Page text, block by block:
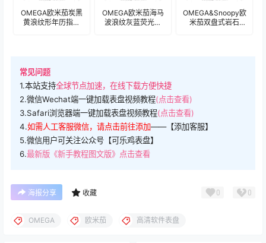
OMEGA欧米茄炭黑
黄浪纹形年历指针
OMEGA欧米茄海马
波浪纹灰蓝荧光绿
OMEGA&Snoopy欧
米茄双盘式岩石
常见问题
1.本站支持全球节点加速，在线下载方便快捷
2.微信Wechat端一键加载表盘视频教程(点击查看)
3.Safari浏览器端一键加载表盘视频教程(点击查看)
4.如需人工客服微信，请点击前往添加——【添加客服】
5.微信用户可关注公众号【可乐鸡表盘】
6.最新版《新手教程图文版》点击查看
海报分享 收藏 0 0
OMEGA 欧米茄 高清软件表盘